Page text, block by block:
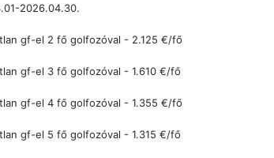
2026.04.30.
gf-el 2 fő golfozóval - 2.125 €/fő
gf-el 3 fő golfozóval - 1.610 €/fő
gf-el 4 fő golfozóval - 1.355 €/fő
gf-el 5 fő golfozóval - 1.315 €/fő